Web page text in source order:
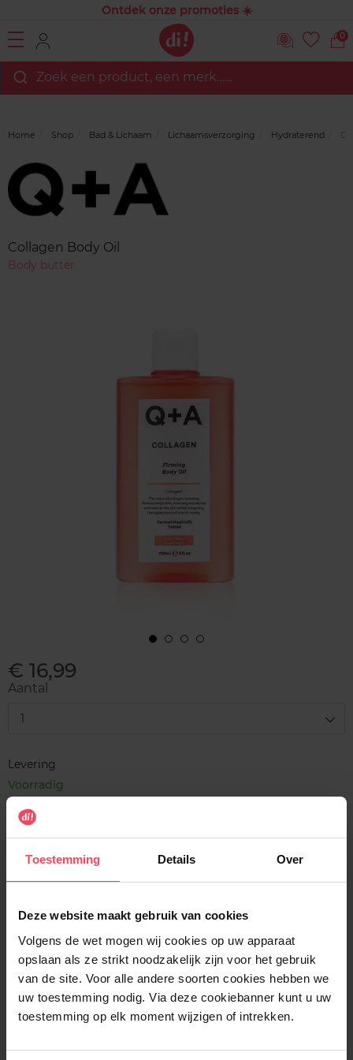
Toestemming Details Over
Deze website maakt gebruik van cookies
Volgens de wet mogen wij cookies op uw apparaat
opslaan als ze strikt noodzakelijk zijn voor het gebruik
van de site. Voor alle andere soorten cookies hebben we
uw toestemming nodig. Via deze cookiebanner kunt u uw
toestemming op elk moment wijzigen of intrekken.
Ontdek onze promoties ☀️
0
Zoek een product, een merk…...
Home Shop Bad & Lichaam Lichaamsverzorging Hydraterend
Merk
Collagen Body Oil
Body butter
€ 16,99
Aantal
1
Levering
Voorradig
Gratis levering bij aankoop van min. 35€.
Gratis retour in je winkelpunt
Verzending binnen 24u
Beschrijving